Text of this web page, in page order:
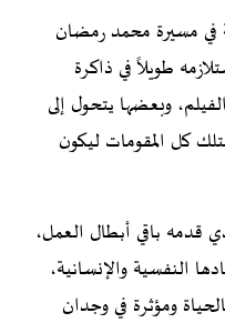
في مسيرة محمد رمضان
طويلاً في ذاكرة
وبعضها يتحول إلى
كل المقومات ليكون
قدمه باقي أبطال العمل،
النفسية والإنسانية،
ومؤثرة في وجدان